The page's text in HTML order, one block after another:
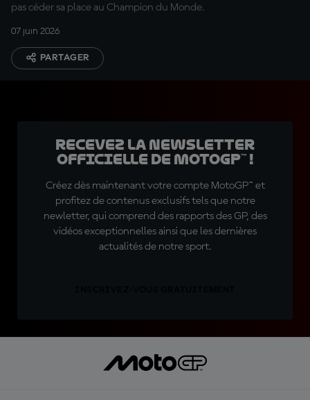
pas céder sa place au Champion du Monde.
07 juin 2026
PARTAGER
Recevez la Newsletter
officielle de MotoGP™ !
Créez dès maintenant votre compte MotoGP™ et
profitez de contenus exclusifs tels que notre
newletter, qui comprend des rapports des GP, des
vidéos exceptionnelles ainsi que les dernières
actualités de notre sport.